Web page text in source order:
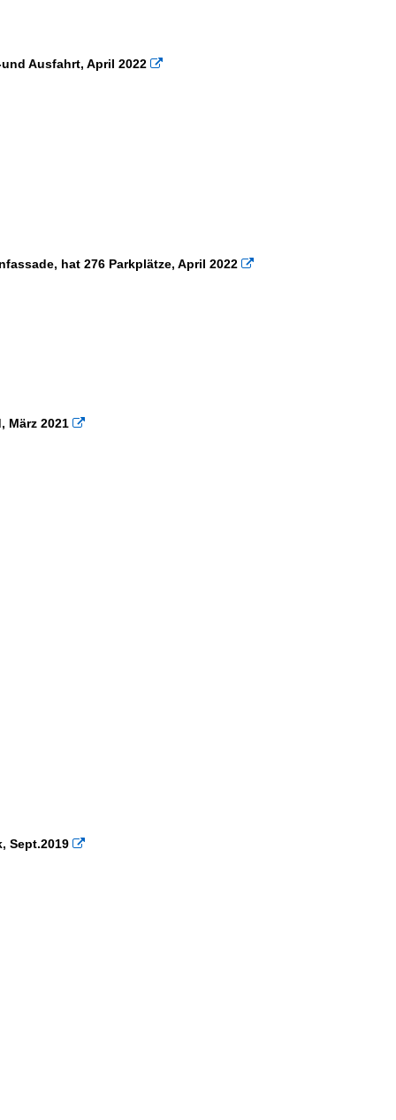
Ausfahrt, April 2022 
hat 276 Parkplätze, April 2022 
März 2021 
Sept.2019 